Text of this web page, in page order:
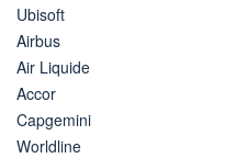
Ubisoft
Airbus
Air Liquide
Accor
Capgemini
Worldline